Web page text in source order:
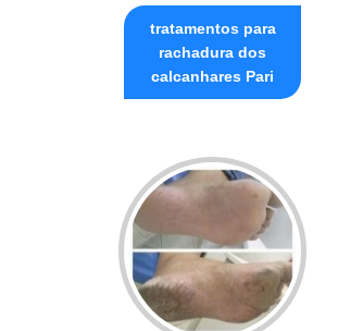
tratamentos para
rachadura dos
calcanhares Pari